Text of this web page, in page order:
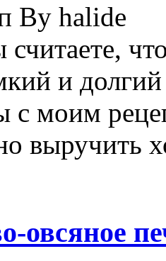
By halide
и
с моим
выручить
овсяное